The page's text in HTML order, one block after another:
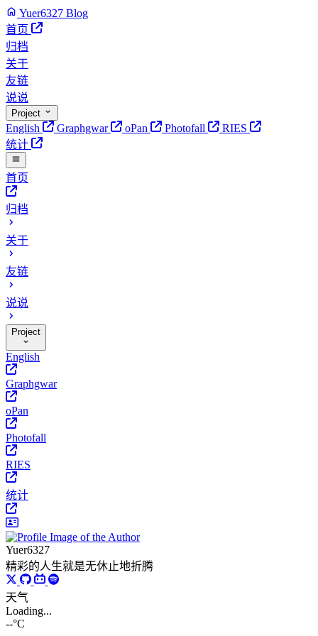
Yuer6327 Blog
首页
归档
关于
友链
说说
Project
English Graphgwar oPan Photofall
RIES
统计
首页
归档
关于
友链
说说
Project
English
Graphgwar
oPan
Photofall
RIES
统计
Yuer6327
精彩的人生就是无休止地折腾
天气
Loading...
--°C